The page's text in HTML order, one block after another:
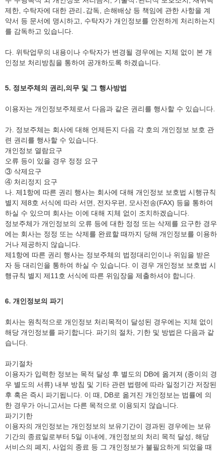
제한, 수탁자에 대한 관리․감독, 손해배상 등 책임에 관한 사항을 계
약서 등 문서에 명시하고, 수탁자가 개인정보를 안전하게 처리하는지
를 감독하고 있습니다.
다. 위탁업무의 내용이나 수탁자가 변경될 경우에는 지체 없이 본 개
인정보 처리방침을 통하여 공개하도록 하겠습니다.
5. 정보주체의 권리,의무 및 그 행사방법
이용자는 개인정보주체로서 다음과 같은 권리를 행사할 수 있습니다.
가. 정보주체는 회사에 대해 언제든지 다음 각 호의 개인정보 보호 관
련 권리를 행사할 수 있습니다.
개인정보 열람요구
오류 등이 있을 경우 정정 요구
③ 삭제요구
④ 처리정지 요구
나. 제1항에 따른 권리 행사는 회사에 대해 개인정보 보호법 시행규칙
별지 제8호 서식에 따라 서면, 전자우편, 모사전송(FAX) 등을 통하여
하실 수 있으며 회사는 이에 대해 지체 없이 조치하겠습니다.
정보주체가 개인정보의 오류 등에 대한 정정 또는 삭제를 요구한 경우
에는 회사는 정정 또는 삭제를 완료할 때까지 당해 개인정보를 이용하
거나 제공하지 않습니다.
제1항에 따른 권리 행사는 정보주체의 법정대리인이나 위임을 받은
자 등 대리인을 통하여 하실 수 있습니다. 이 경우 개인정보 보호법 시
행규칙 별지 제11호 서식에 따른 위임장을 제출하셔야 합니다.
6. 개인정보의 파기
회사는 원칙적으로 개인정보 처리목적이 달성된 경우에는 지체 없이
해당 개인정보를 파기합니다. 파기의 절차, 기한 및 방법은 다음과 같
습니다.
파기절차
이용자가 입력한 정보는 목적 달성 후 별도의 DB에 옮겨져 (종이의 경
우 별도의 서류) 내부 방침 및 기타 관련 법령에 따라 일정기간 저장된
후 혹은 즉시 파기됩니다. 이 때, DB로 옮겨진 개인정보는 법률에 의
한 경우가 아니고서는 다른 목적으로 이용되지 않습니다.
파기기한
이용자의 개인정보는 개인정보의 보유기간이 경과된 경우에는 보유
기간의 종료일로부터 5일 이내에, 개인정보의 처리 목적 달성, 해당
서비스의 폐지, 사업의 종료 등 그 개인정보가 불필요하게 되었을 때